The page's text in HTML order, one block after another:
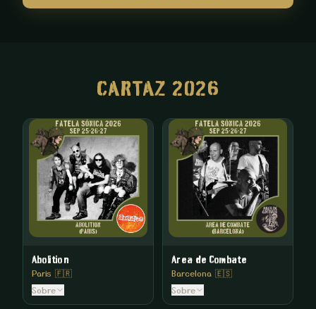
CARTAZ 2026
Abolition
Paris 🇫🇷
Sobre
Area de Combate
Barcelona 🇪🇸
Sobre